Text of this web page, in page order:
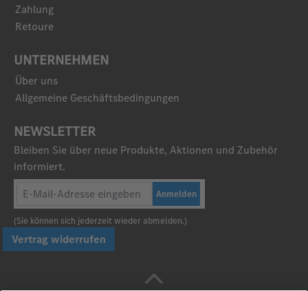
Zahlung
Retoure
UNTERNEHMEN
Über uns
Allgemeine Geschäftsbedingungen
NEWSLETTER
Bleiben Sie über neue Produkte, Aktionen und Zubehör
informiert.
Anmelden
(Sie können sich jederzeit wieder abmelden.)
Vertrag widerrufen